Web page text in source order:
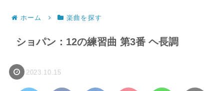
ホーム 楽曲を探す
ショパン：12の練習曲 第3番 ヘ長調
2023.10.15